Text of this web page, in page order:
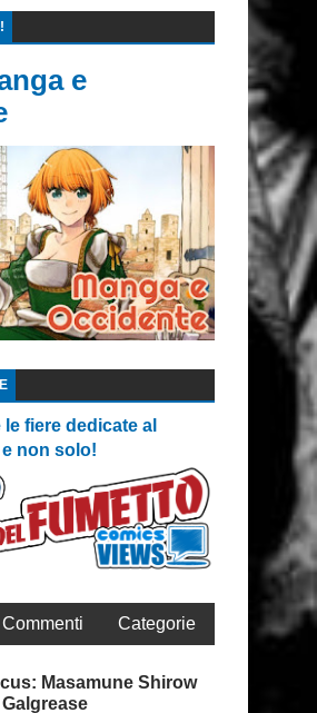
e
fiere dedicate al
non solo!
Commenti Categorie
Masamune Shirow
Galgrease